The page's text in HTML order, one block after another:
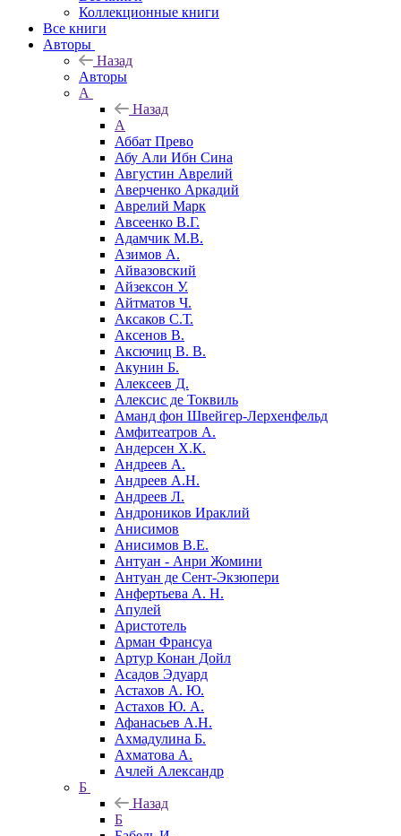
Коллекционные книги
Все книги
Авторы
Назад
Авторы
А
Назад
А
Аббат Прево
Абу Али Ибн Сина
Августин Аврелий
Аверченко Аркадий
Аврелий Марк
Авсеенко В.Г.
Адамчик М.В.
Азимов А.
Айвазовский
Айзексон У.
Айтматов Ч.
Аксаков С.Т.
Аксенов В.
Аксючиц В. В.
Акунин Б.
Алексеев Д.
Алексис де Токвиль
Аманд фон Швейгер-Лерхенфельд
Амфитеатров А.
Андерсен Х.К.
Андреев А.
Андреев А.Н.
Андреев Л.
Андроников Ираклий
Анисимов
Анисимов В.Е.
Антуан - Анри Жомини
Антуан де Сент-Экзюпери
Анфертьева А. Н.
Апулей
Аристотель
Арман Франсуа
Артур Конан Дойл
Асадов Эдуард
Астахов А. Ю.
Астахов Ю. А.
Афанасьев А.Н.
Ахмадулина Б.
Ахматова А.
Ачлей Александр
Б
Назад
Б